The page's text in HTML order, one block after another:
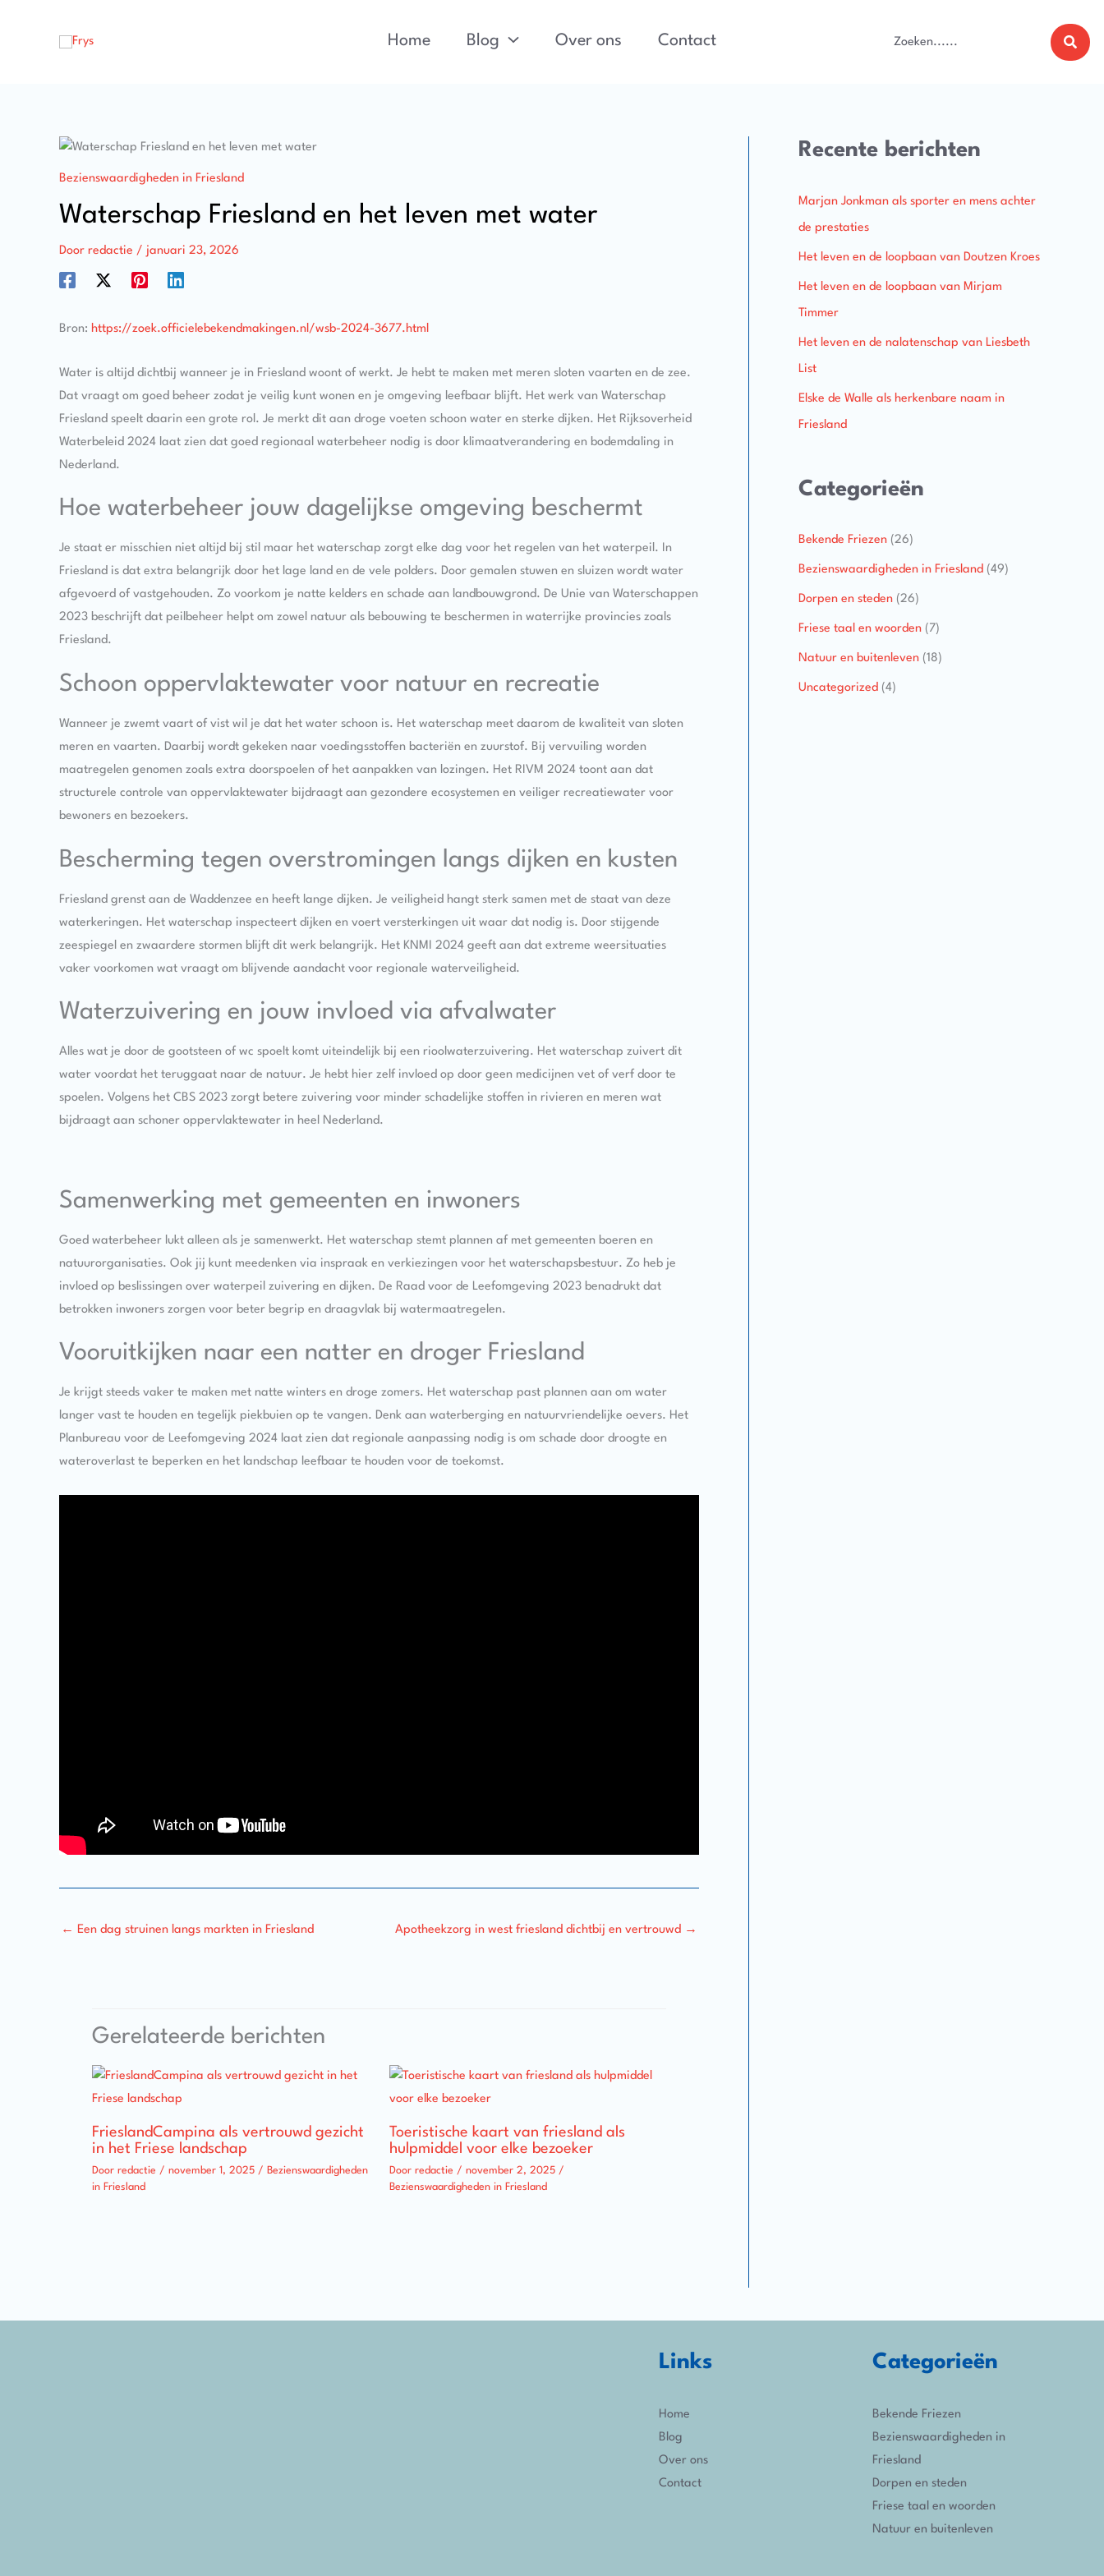
Home Blog Over ons Contact
naar:
Bezienswaardigheden in Friesland
Waterschap Friesland en het leven met water
Door redactie / januari 23, 2026
Bron: https://zoek.officielebekendmakingen.nl/wsb-2024-3677.html
Water is altijd dichtbij wanneer je in Friesland woont of werkt. Je hebt te maken met meren sloten vaarten en de zee.
Dat vraagt om goed beheer zodat je veilig kunt wonen en je omgeving leefbaar blijft. Het werk van Waterschap
Friesland speelt daarin een grote rol. Je merkt dit aan droge voeten schoon water en sterke dijken. Het Rijksoverheid
Waterbeleid 2024 laat zien dat goed regionaal waterbeheer nodig is door klimaatverandering en bodemdaling in
Nederland.
Hoe waterbeheer jouw dagelijkse omgeving beschermt
Je staat er misschien niet altijd bij stil maar het waterschap zorgt elke dag voor het regelen van het waterpeil. In
Friesland is dat extra belangrijk door het lage land en de vele polders. Door gemalen stuwen en sluizen wordt water
afgevoerd of vastgehouden. Zo voorkom je natte kelders en schade aan landbouwgrond. De Unie van Waterschappen
2023 beschrijft dat peilbeheer helpt om zowel natuur als bebouwing te beschermen in waterrijke provincies zoals
Friesland.
Schoon oppervlaktewater voor natuur en recreatie
Wanneer je zwemt vaart of vist wil je dat het water schoon is. Het waterschap meet daarom de kwaliteit van sloten
meren en vaarten. Daarbij wordt gekeken naar voedingsstoffen bacteriën en zuurstof. Bij vervuiling worden
maatregelen genomen zoals extra doorspoelen of het aanpakken van lozingen. Het RIVM 2024 toont aan dat
structurele controle van oppervlaktewater bijdraagt aan gezondere ecosystemen en veiliger recreatiewater voor
bewoners en bezoekers.
Bescherming tegen overstromingen langs dijken en kusten
Friesland grenst aan de Waddenzee en heeft lange dijken. Je veiligheid hangt sterk samen met de staat van deze
waterkeringen. Het waterschap inspecteert dijken en voert versterkingen uit waar dat nodig is. Door stijgende
zeespiegel en zwaardere stormen blijft dit werk belangrijk. Het KNMI 2024 geeft aan dat extreme weersituaties
vaker voorkomen wat vraagt om blijvende aandacht voor regionale waterveiligheid.
Waterzuivering en jouw invloed via afvalwater
Alles wat je door de gootsteen of wc spoelt komt uiteindelijk bij een rioolwaterzuivering. Het waterschap zuivert dit
water voordat het teruggaat naar de natuur. Je hebt hier zelf invloed op door geen medicijnen vet of verf door te
spoelen. Volgens het CBS 2023 zorgt betere zuivering voor minder schadelijke stoffen in rivieren en meren wat
bijdraagt aan schoner oppervlaktewater in heel Nederland.
Samenwerking met gemeenten en inwoners
Goed waterbeheer lukt alleen als je samenwerkt. Het waterschap stemt plannen af met gemeenten boeren en
natuurorganisaties. Ook jij kunt meedenken via inspraak en verkiezingen voor het waterschapsbestuur. Zo heb je
invloed op beslissingen over waterpeil zuivering en dijken. De Raad voor de Leefomgeving 2023 benadrukt dat
betrokken inwoners zorgen voor beter begrip en draagvlak bij watermaatregelen.
Vooruitkijken naar een natter en droger Friesland
Je krijgt steeds vaker te maken met natte winters en droge zomers. Het waterschap past plannen aan om water
langer vast te houden en tegelijk piekbuien op te vangen. Denk aan waterberging en natuurvriendelijke oevers. Het
Planbureau voor de Leefomgeving 2024 laat zien dat regionale aanpassing nodig is om schade door droogte en
wateroverlast te beperken en het landschap leefbaar te houden voor de toekomst.
← Een dag struinen langs markten in Friesland Apotheekzorg in west friesland dichtbij en vertrouwd →
Gerelateerde berichten
FrieslandCampina als vertrouwd gezicht
in het Friese landschap
Door redactie / november 1, 2025 / Bezienswaardigheden
in Friesland
Toeristische kaart van friesland als
hulpmiddel voor elke bezoeker
Door redactie / november 2, 2025 /
Bezienswaardigheden in Friesland
Recente berichten
Marjan Jonkman als sporter en mens achter
de prestaties
Het leven en de loopbaan van Doutzen Kroes
Het leven en de loopbaan van Mirjam
Timmer
Het leven en de nalatenschap van Liesbeth
List
Elske de Walle als herkenbare naam in
Friesland
Categorieën
Bekende Friezen (26)
Bezienswaardigheden in Friesland (49)
Dorpen en steden (26)
Friese taal en woorden (7)
Natuur en buitenleven (18)
Uncategorized (4)
Links
Home
Blog
Over ons
Contact
Categorieën
Bekende Friezen
Bezienswaardigheden in
Friesland
Dorpen en steden
Friese taal en woorden
Natuur en buitenleven